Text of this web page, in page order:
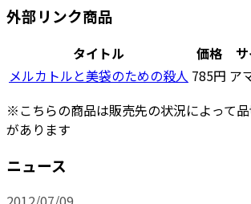
外部リンク商品
タイトル 価格
メルカトルと美袋のための殺人 785円 ア
※こちらの商品は販売先の状況によって
があります
ニュース